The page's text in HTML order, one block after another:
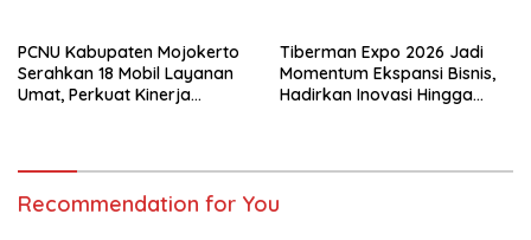
PCNU Kabupaten Mojokerto
Serahkan 18 Mobil Layanan
Umat, Perkuat Kinerja
Tiberman Expo 2026 Jadi
Momentum Ekspansi Bisnis,
Hadirkan Inovasi Hingga
Recommendation for You